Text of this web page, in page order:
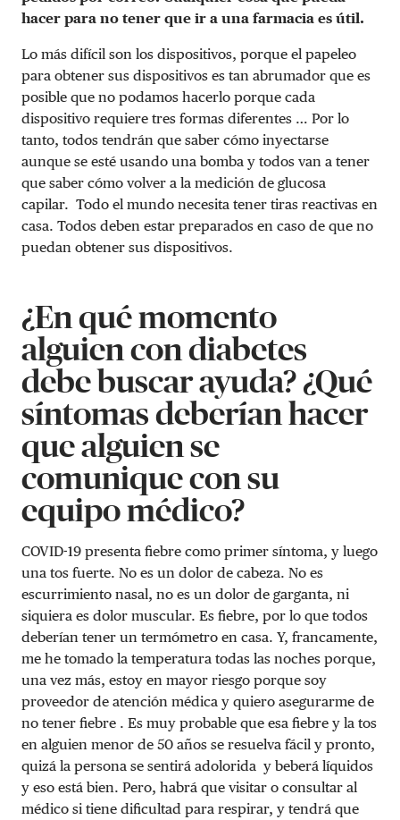
hacer para no tener que ir a una farmacia es útil.
Lo más difícil son los dispositivos, porque el papeleo
para obtener sus dispositivos es tan abrumador que es
posible que no podamos hacerlo porque cada
dispositivo requiere tres formas diferentes … Por lo
tanto, todos tendrán que saber cómo inyectarse
aunque se esté usando una bomba y todos van a tener
que saber cómo volver a la medición de glucosa
capilar. Todo el mundo necesita tener tiras reactivas en
casa. Todos deben estar preparados en caso de que no
puedan obtener sus dispositivos.
¿En qué momento
alguien con diabetes
debe buscar ayuda? ¿Qué
síntomas deberían hacer
que alguien se
comunique con su
equipo médico?
COVID-19 presenta fiebre como primer síntoma, y luego
una tos fuerte. No es un dolor de cabeza. No es
escurrimiento nasal, no es un dolor de garganta, ni
siquiera es dolor muscular. Es fiebre, por lo que todos
deberían tener un termómetro en casa. Y, francamente,
me he tomado la temperatura todas las noches porque,
una vez más, estoy en mayor riesgo porque soy
proveedor de atención médica y quiero asegurarme de
no tener fiebre . Es muy probable que esa fiebre y la tos
en alguien menor de 50 años se resuelva fácil y pronto,
quizá la persona se sentirá adolorida y beberá líquidos
y eso está bien. Pero, habrá que visitar o consultar al
médico si tiene dificultad para respirar, y tendrá que